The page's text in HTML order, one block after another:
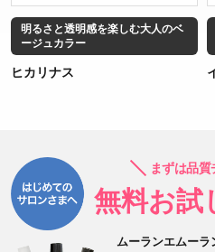
明るさと透明感を楽しむ大人のベ
ージュカラー
ヒカリナス
まずは品質
無料お試
ムーランエムーラ